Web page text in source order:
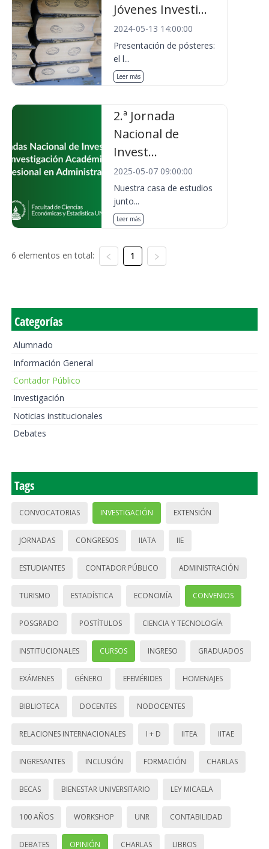
Jóvenes Investi...
2024-05-13 14:00:00
Presentación de pósteres:
el l...
Leer más
2.ª Jornada
Nacional de
Invest...
2025-05-07 09:00:00
Nuestra casa de estudios
junto...
Leer más
6 elementos en total: 1
Categorías
Alumnado
Información General
Contador Público
Investigación
Noticias institucionales
Debates
Tags
CONVOCATORIAS INVESTIGACIÓN EXTENSIÓN
JORNADAS CONGRESOS IIATA IIE
ESTUDIANTES CONTADOR PÚBLICO ADMINISTRACIÓN
TURISMO ESTADÍSTICA ECONOMÍA CONVENIOS
POSGRADO POSTÍTULOS CIENCIA Y TECNOLOGÍA
INSTITUCIONALES CURSOS INGRESO GRADUADOS
EXÁMENES GÉNERO EFEMÉRIDES HOMENAJES
BIBLIOTECA DOCENTES NODOCENTES
RELACIONES INTERNACIONALES I + D IITEA IITAE
INGRESANTES INCLUSIÓN FORMACIÓN CHARLAS
BECAS BIENESTAR UNIVERSITARIO LEY MICAELA
100 AÑOS WORKSHOP UNR CONTABILIDAD
DEBATES OPINIÓN CHARLAS LIBROS